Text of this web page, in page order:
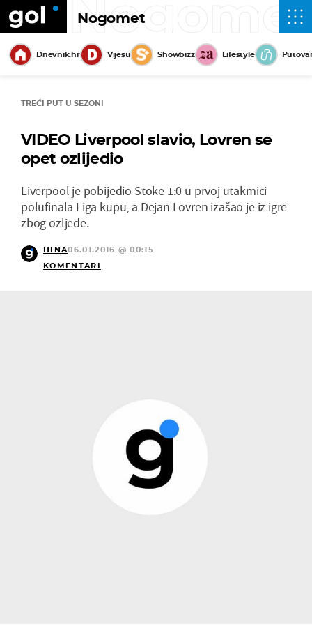
Nogomet
Dnevnik.hr Vijesti Showbizz Lifestyle
TREĆI PUT U SEZONI
VIDEO Liverpool slavio, Lovren se
opet ozlijedio
Liverpool je pobijedio Stoke 1:0 u prvoj utakmici
polufinala Liga kupu, a Dejan Lovren izašao je iz igre
zbog ozljede.
HINA06.01.2016 @ 00:15
KOMENTARI